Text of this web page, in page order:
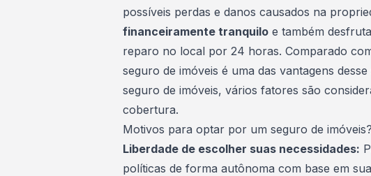
possíveis perdas e danos causados na
financeiramente tranquilo e também
reparo no local por 24 horas. Comparado
seguro de imóveis é uma das vantagens
seguro de imóveis, vários fatores são
cobertura.
Motivos para optar por um seguro de imóveis?
Liberdade de escolher suas necessidades:
políticas de forma autônoma com base em